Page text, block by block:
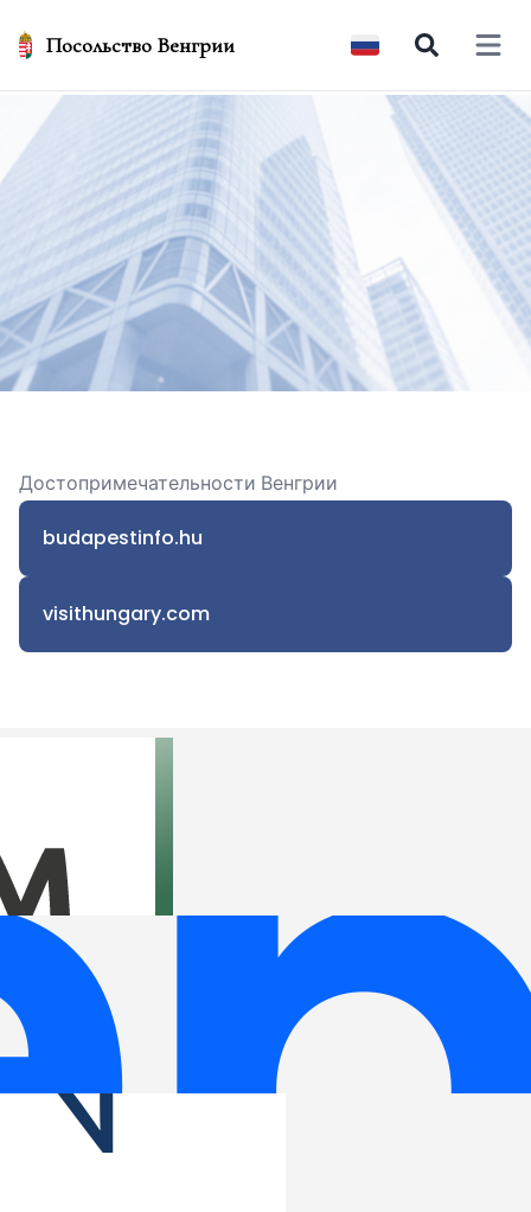
Посольство Венгрии Open
Достопримечательности Венгрии
budapestinfo.hu
visithungary.com